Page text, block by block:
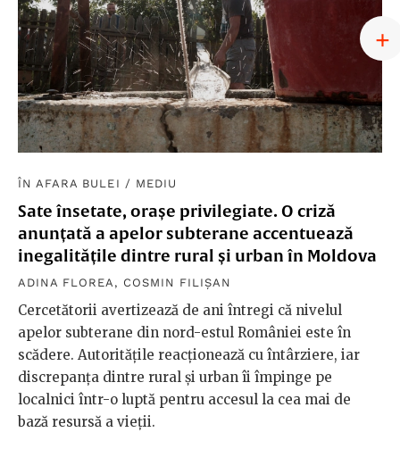
ÎN AFARA BULEI / MEDIU
Sate însetate, orașe privilegiate. O criză
anunțată a apelor subterane accentuează
inegalitățile dintre rural și urban în Moldova
ADINA FLOREA , COSMIN FILIȘAN
Cercetătorii avertizează de ani întregi că nivelul
apelor subterane din nord-estul României este în
scădere. Autoritățile reacționează cu întârziere, iar
discrepanța dintre rural și urban îi împinge pe
localnici într-o luptă pentru accesul la cea mai de
bază resursă a vieții.